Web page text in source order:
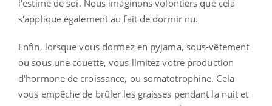
l'estime de soi. Nous imaginons volontiers que cela
s'applique également au fait de dormir nu.
Enfin, lorsque vous dormez en pyjama, sous-vêtement
ou sous une couette, vous limitez votre production
d'hormone de croissance, ou somatotrophine. Cela
vous empêche de brûler les graisses pendant la nuit et